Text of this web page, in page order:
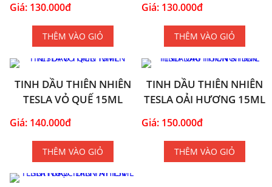
Giá: 130.000đ
THÊM VÀO GIỎ
Giá: 130.000đ
THÊM VÀO GIỎ
TINH DẦU THIÊN NHIÊN
TESLA VỎ QUẾ 15ML
Giá: 140.000đ
THÊM VÀO GIỎ
TINH DẦU THIÊN NHIÊN
TESLA OẢI HƯƠNG 15ML
Giá: 150.000đ
THÊM VÀO GIỎ